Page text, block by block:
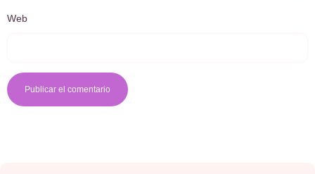
Web